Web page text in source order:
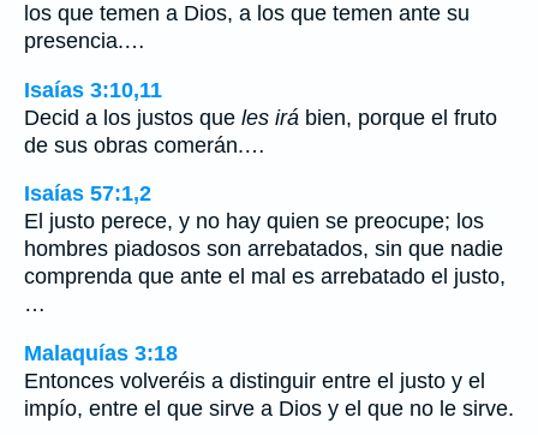
los que temen a Dios, a los que temen ante su
presencia.…
Isaías 3:10,11
Decid a los justos que les irá bien, porque el fruto
de sus obras comerán.…
Isaías 57:1,2
El justo perece, y no hay quien se preocupe; los
hombres piadosos son arrebatados, sin que nadie
comprenda que ante el mal es arrebatado el justo,
…
Malaquías 3:18
Entonces volveréis a distinguir entre el justo y el
impío, entre el que sirve a Dios y el que no le sirve.